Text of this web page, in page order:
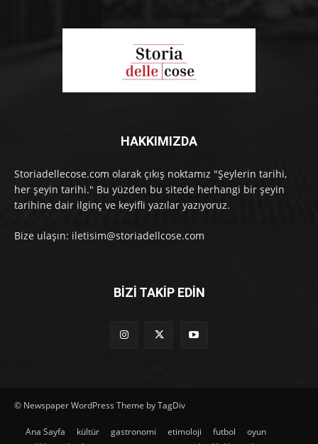
HAKKIMIZDA
Storiadellecose.com olarak çıkış noktamız "Şeylerin tarihi,
her şeyin tarihi." Bu yüzden bu sitede herhangi bir şeyin
tarihine dair ilginç ve keyifli yazılar yazıyoruz.
Bize ulaşın: iletisim@storiadellcose.com
BİZİ TAKİP EDİN
© Newspaper WordPress Theme by TagDiv
Ana Sayfa kültür gastronomi etimoloji futbol
oyun